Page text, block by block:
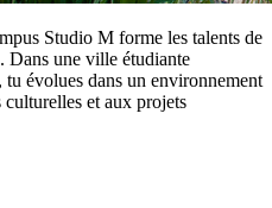
Studio M forme les talents de
Dans une ville étudiante
évolues dans un environnement
et aux projets